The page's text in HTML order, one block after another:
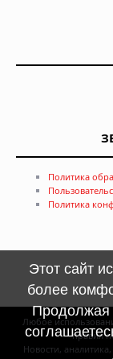
Политика
Политика
Любое
правил
Новости,
Этот сайт
более
Продолжая